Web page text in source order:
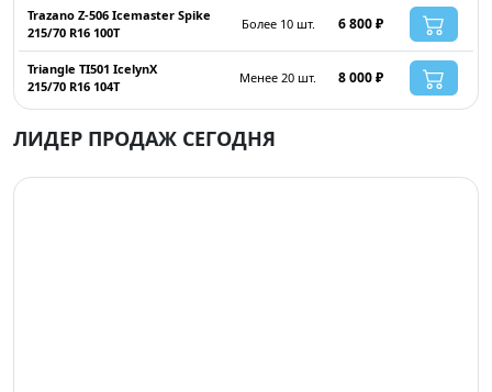
Trazano Z-506 Icemaster Spike
215/70 R16 100T
Более 10 шт. 6 800 ₽
Triangle TI501 IcelynX
215/70 R16 104T
Менее 20 шт. 8 000 ₽
ЛИДЕР ПРОДАЖ СЕГОДНЯ